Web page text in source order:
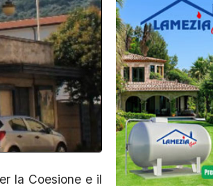
la Coesione e il